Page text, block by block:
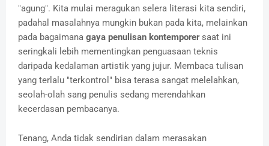
"agung". Kita mulai meragukan selera literasi kita sendiri,
padahal masalahnya mungkin bukan pada kita, melainkan
pada bagaimana gaya penulisan kontemporersaat ini
seringkali lebih mementingkan penguasaan teknis
daripada kedalaman artistik yang jujur. Membaca tulisan
yang terlalu "terkontrol" bisa terasa sangat melelahkan,
seolah-olah sang penulis sedang merendahkan
kecerdasan pembacanya.
Tenang, Anda tidak sendirian dalam merasakan